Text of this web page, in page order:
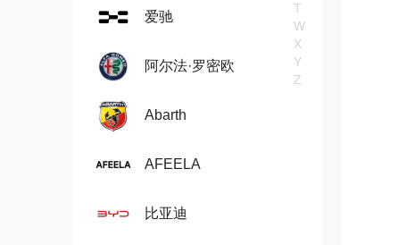
T
W
X
Y
Z
爱驰
阿尔法·罗密欧
Abarth
AFEELA
比亚迪